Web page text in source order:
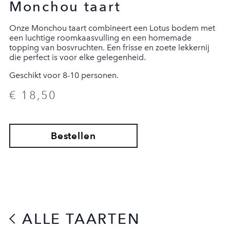
Monchou taart
Onze Monchou taart combineert een Lotus bodem met
een luchtige roomkaasvulling en een homemade
topping van bosvruchten. Een frisse en zoete lekkernij
die perfect is voor elke gelegenheid.
Geschikt voor 8-10 personen.
€ 18,50
Bestellen
ALLE TAARTEN